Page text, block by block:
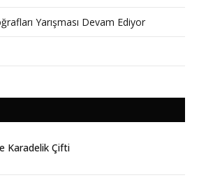
Yarışması Devam Ediyor
Karadelik Çifti